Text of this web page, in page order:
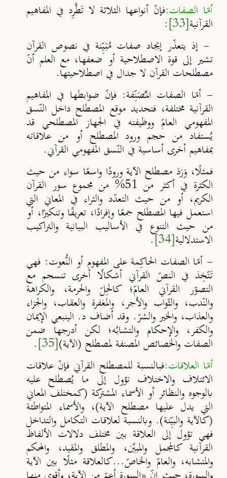
أمّا الصفات:فإنّ أنواعها الثلاثة لا تَطَّرِد في المفاهيم
القرآنية[33]
:
- إذ يتعذّر إيجاد صفات مُبَيِّنة في نصوص القرآن
تشير إلى قوة الاصطلاحية أو ضعفها، مع العلم أنّ
مصطلحات القرآن لا جدال في اصطلاحيتها.
- أمّا الصفات المـُصَنِّفة: فإنّ ضوابطها في المفاهيم
القرآنية مختلفة، فتحديد موقع المصطلح داخل النّسق
المفهومي العامّ ووظيفته في الجهاز المصطلحي قد
يُستفاد من حجم ورود المصطلح أو من علاقاته
بمفاهيم أخرى أساسية في النّسق المفهومي القرآني.
فمثلًا، وَرَدَ مصطلح الآية ورودًا واسعًا سواء من حيث
الكثرة في أكثر من 51% من مجموع سور القرآن
الكريم، أو من حيث التعدّد والثراء في المعاني التي
استعمل فيها المصطلح جمعًا وإفرادًا، تعريفًا وتنكيرًا، أو
من حيث التنوع في الأساليب البيانية والتراكيب
الاستدلالية[34]
.
- أمّا الصفات الحاكِمة على المفهوم أو النُّعوت: فهي
تَتّخِذ في النصّ القرآني أشكالًا أخرى تنسجم مع
التصوّر القرآني العامّ؛ كالحِلّ والحرمة، والكراهة
والنّدب، والثّواب والأجر، والمغفرة والعقاب، والجزاء
والعذاب، والخير والشرّ. وقد أضاف د. الينبعي الإيمان
والكفر، والإحكام والتشابُه؛ لكن أدرجها ضمن
الصفات والخصائص المصنفة لمصطلح (الآية)[35]
.
أمّا العلاقات:فبالنسبة للمصطلح القرآني فإنّ علاقات
الائتلاف والاختلاف تؤول إلى ما يُصطلح عليه
بالوجوه والنظائر أو الأسماء المشتركة (كمختلف المعاني
التي يدل عليها مصطلح الآية)، والأسماء المتواطئة
(كالآية والبيِّنة). وبالنسبة لعلاقات التكامل والتداخل
فهي تؤول إلى العلاقة بين مختلف دلالات الألفاظ
القرآنية كالمجمل والمبين، والمطلق والمقيد، والمحكم
والمتشابه، والعامّ والخاصّ...كالعلاقة مثلًا بين الآية